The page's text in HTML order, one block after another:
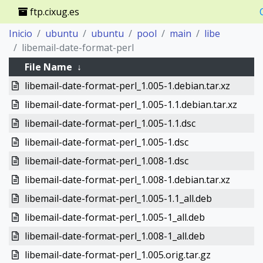
ftp.cixug.es
Inicio
ubuntu ubuntu pool main
libe
libemail-date-format-perl
File Name ↓
libemail-date-format-perl_1.005-1.debian.tar.xz
libemail-date-format-perl_1.005-1.1.debian.tar.xz
libemail-date-format-perl_1.005-1.1.dsc
libemail-date-format-perl_1.005-1.dsc
libemail-date-format-perl_1.008-1.dsc
libemail-date-format-perl_1.008-1.debian.tar.xz
libemail-date-format-perl_1.005-1.1_all.deb
libemail-date-format-perl_1.005-1_all.deb
libemail-date-format-perl_1.008-1_all.deb
libemail-date-format-perl_1.005.orig.tar.gz